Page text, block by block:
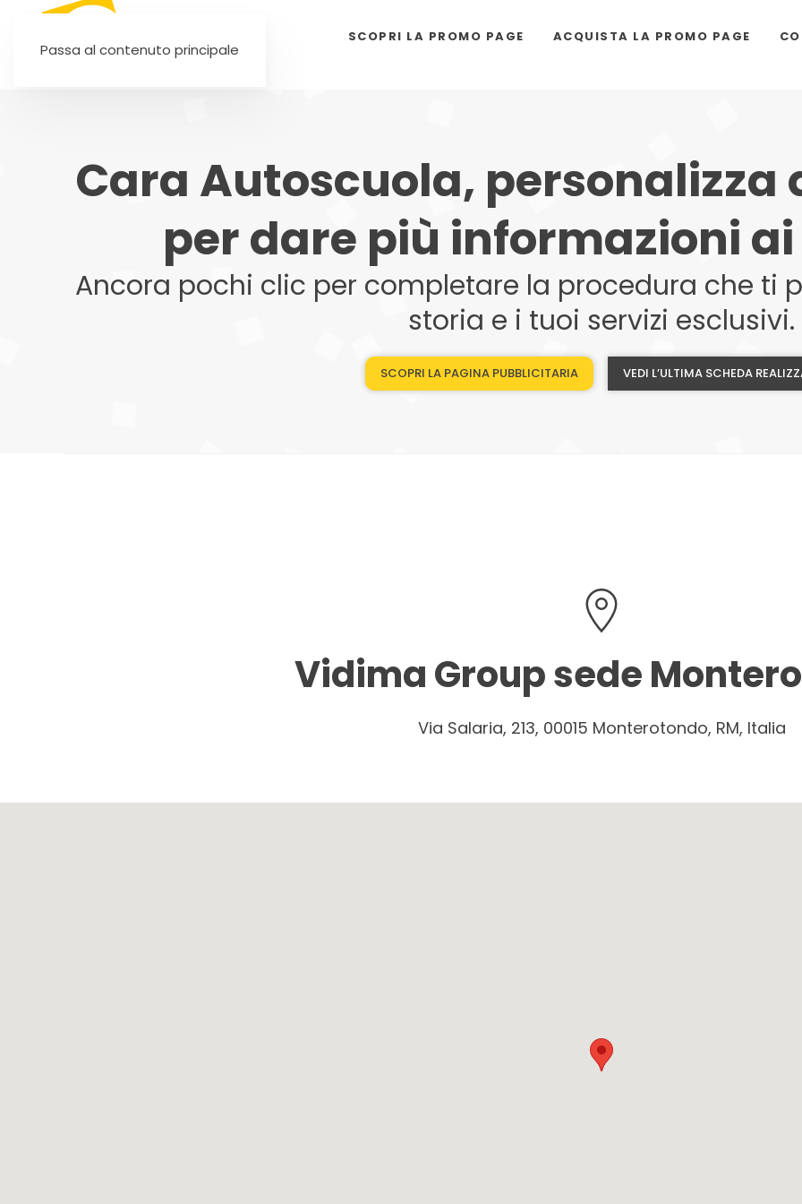
Passa al contenuto principale
SCOPRI LA PROMO PAGE ACQUISTA LA PROMO PAGE
Cara Autoscuola, personalizza
per dare più informazioni
Ancora pochi clic per completare la procedura che ti
storia e i tuoi servizi esclusivi.
SCOPRI LA PAGINA PUBBLICITARIA VEDI L’ULTIMA SCHEDA
Vidima Group sede
Via Salaria, 213, 00015 Monterotondo, RM, Italia